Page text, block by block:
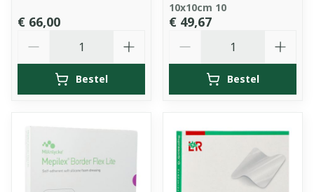
€ 66,00
Bestel
10x10cm 10
€ 49,67
Bestel